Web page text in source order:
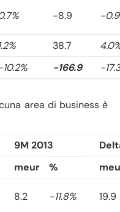
-8.9 -
38.7
-166.9 -
area di business è
9M 2013
meur %
8.2 -11.8% 19.9